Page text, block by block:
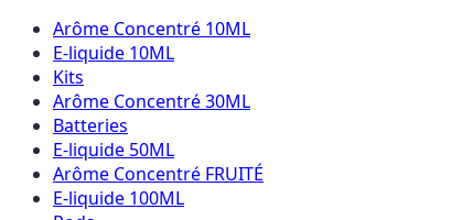
Arôme Concentré 10ML
E-liquide 10ML
Kits
Arôme Concentré 30ML
Batteries
E-liquide 50ML
Arôme Concentré FRUITÉ
E-liquide 100ML